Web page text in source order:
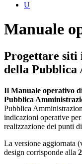
U
Manuale
Progettare siti
della Pubblica
Il Manuale operativo
Pubblica
Pubblica
indicazioni operative
realizzazione dei punti
La versione aggiornata
design corrisponde alla